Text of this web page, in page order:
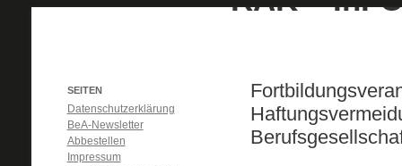
SEITEN
Datenschutzerklärung
BeA-Newsletter
Abbestellen
Impressum